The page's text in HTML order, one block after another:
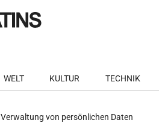
WELT KULTUR TECHNIK
Verwaltung von persönlichen Daten